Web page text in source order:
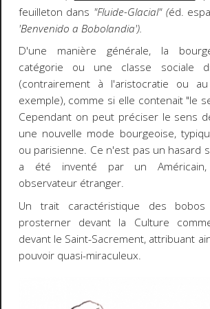
feuilleton dans "Fluide-Glacial" (éd.
'Benvenido a Bobolandia').
D'une manière générale, la
catégorie ou une classe sociale
(contrairement à l'aristocratie ou
exemple), comme si elle contenait "le
Cependant on peut préciser le sens
une nouvelle mode bourgeoise,
ou parisienne. Ce n'est pas un hasard
a été inventé par un Américain,
observateur étranger.
Un trait caractéristique des
prosterner devant la Culture
devant le Saint-Sacrement, attribuant
pouvoir quasi-miraculeux.